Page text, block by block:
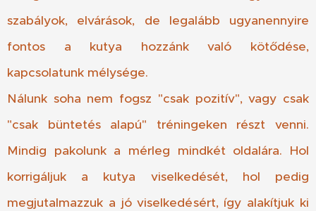
szabályok, elvárások, de legalább ugyanennyire
fontos a kutya hozzánk való kötődése,
kapcsolatunk mélysége.
Nálunk soha nem fogsz "csak pozitív", vagy csak
"csak büntetés alapú" tréningeken részt venni.
Mindig pakolunk a mérleg mindkét oldalára. Hol
korrigáljuk a kutya viselkedését, hol pedig
megjutalmazzuk a jó viselkedésért, így alakítjuk ki